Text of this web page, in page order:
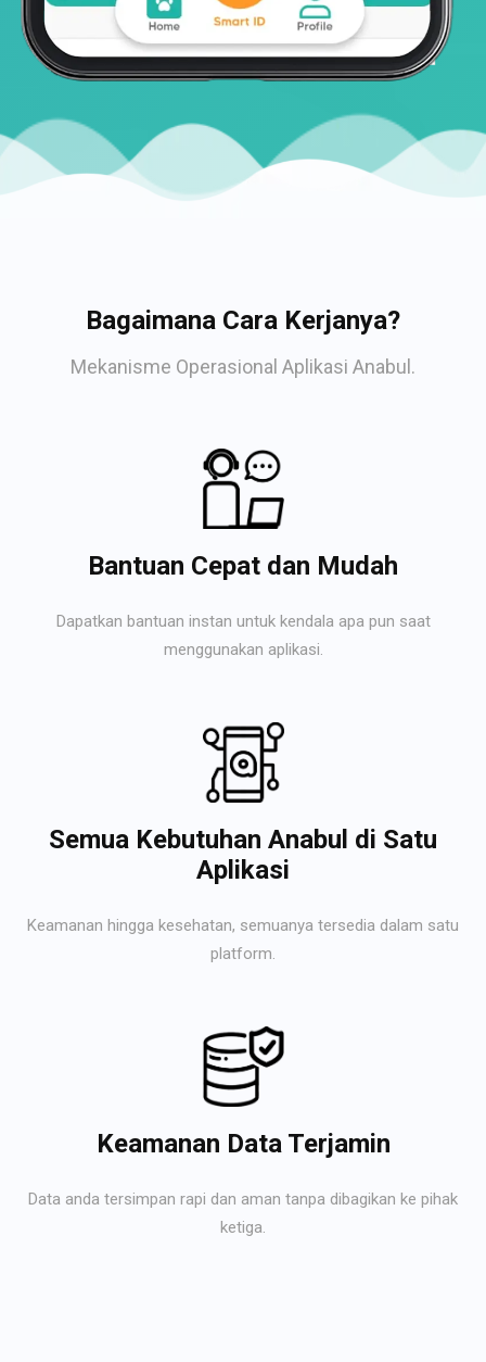
Bagaimana Cara Kerjanya?
Mekanisme Operasional Aplikasi Anabul.
Bantuan Cepat dan Mudah
Dapatkan bantuan instan untuk kendala apa pun saat
menggunakan aplikasi.
Semua Kebutuhan Anabul di Satu
Aplikasi
Keamanan hingga kesehatan, semuanya tersedia dalam satu
platform.
Keamanan Data Terjamin
Data anda tersimpan rapi dan aman tanpa dibagikan ke pihak
ketiga.